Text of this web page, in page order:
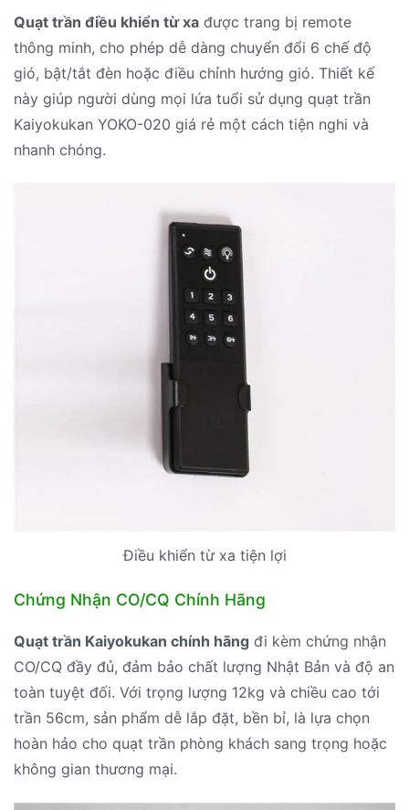
Quạt trần điều khiển từ xa được trang bị remote
thông minh, cho phép dễ dàng chuyển đổi 6 chế độ
gió, bật/tắt đèn hoặc điều chỉnh hướng gió. Thiết kế
này giúp người dùng mọi lứa tuổi sử dụng quạt trần
Kaiyokukan YOKO-020 giá rẻ một cách tiện nghi và
nhanh chóng.
Điều khiển từ xa tiện lợi
Chứng Nhận CO/CQ Chính Hãng
Quạt trần Kaiyokukan chính hãng đi kèm chứng nhận
CO/CQ đầy đủ, đảm bảo chất lượng Nhật Bản và độ an
toàn tuyệt đối. Với trọng lượng 12kg và chiều cao tới
trần 56cm, sản phẩm dễ lắp đặt, bền bỉ, là lựa chọn
hoàn hảo cho quạt trần phòng khách sang trọng hoặc
không gian thương mại.